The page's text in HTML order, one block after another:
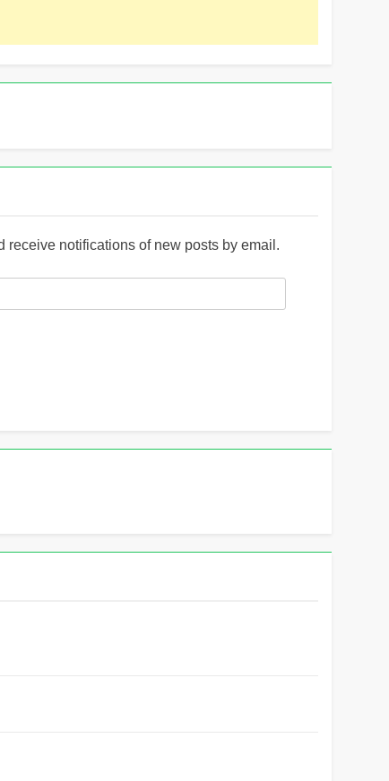
receive notifications of new posts by email.